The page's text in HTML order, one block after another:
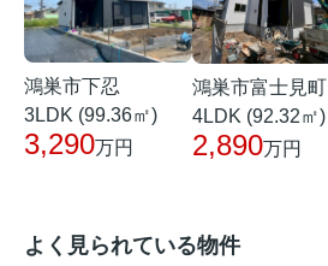
鴻巣市下忍
3LDK (99.36㎡)
3,290万円
鴻巣市富士見町
4LDK (92.32㎡)
2,890万円
よく見られている物件